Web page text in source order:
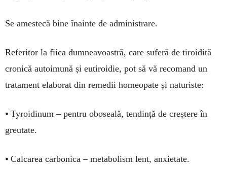
Se amestecă bine înainte de administrare.
Referitor la fiica dumneavoastră, care suferă de tiroidită
cronică autoimună și eutiroidie, pot să vă recomand un
tratament elaborat din remedii homeopate și naturiste:
• Tyroidinum – pentru oboseală, tendință de creștere în
greutate.
• Calcarea carbonica – metabolism lent, anxietate.